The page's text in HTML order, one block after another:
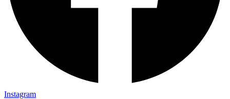
Instagram